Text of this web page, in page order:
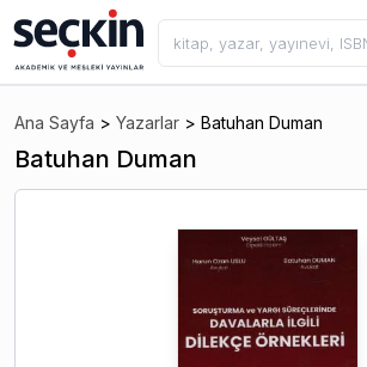
Ana Sayfa > Yazarlar > Batuhan Duman
Batuhan Duman